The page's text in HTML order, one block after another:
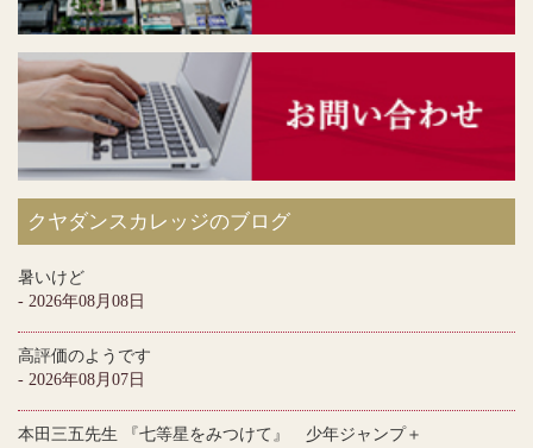
クヤダンスカレッジのブログ
暑いけど
- 2026年08月08日
高評価のようです
- 2026年08月07日
本田三五先生 『七等星をみつけて』 少年ジャンプ＋